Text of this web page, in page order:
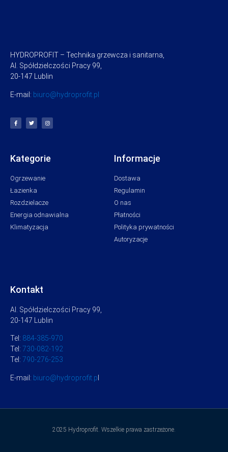
HYDROPROFIT – Technika grzewcza i sanitarna,
Al. Spółdzielczości Pracy 99,
20-147 Lublin
E-mail: biuro@hydroprofit.pl
Kategorie
Ogrzewanie
Łazienka
Rozdzielacze
Energia odnawialna
Klimatyzacja
Informacje
Dostawa
Regulamin
O nas
Płatności
Polityka prywatności
Autoryzacje
Kontakt
Al. Spółdzielczości Pracy 99,
20-147 Lublin
Tel: 884-385-970
Tel: 730-082-192
Tel: 790-276-253
E-mail: biuro@hydroprofit.p
2025 Hydroprofit. Wszelkie prawa zastrzeżone.